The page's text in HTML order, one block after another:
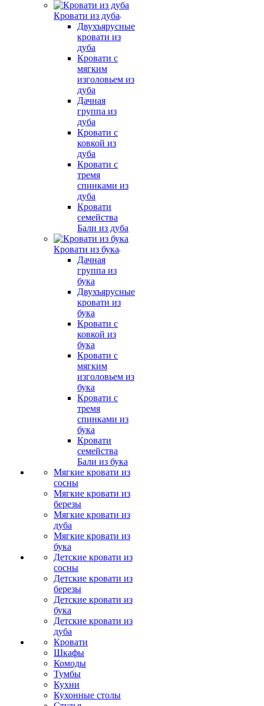
Кровати из дуба
Двухъярусные
кровати из
дуба
Кровати с
мягким
изголовьем из
дуба
Дачная
группа из
дуба
Кровати с
ковкой из
дуба
Кровати с
тремя
спинками из
дуба
Кровати
семейства
Бали из дуба
Кровати из бука
Дачная
группа из
бука
Двухъярусные
кровати из
бука
Кровати с
ковкой из
бука
Кровати с
мягким
изголовьем из
бука
Кровати с
тремя
спинками из
бука
Кровати
семейства
Бали из бука
Мягкие кровати из
сосны
Мягкие кровати из
березы
Мягкие кровати из
дуба
Мягкие кровати из
бука
Детские кровати из
сосны
Детские кровати из
березы
Детские кровати из
бука
Детские кровати из
дуба
Кровати
Шкафы
Комоды
Тумбы
Кухни
Кухонные столы